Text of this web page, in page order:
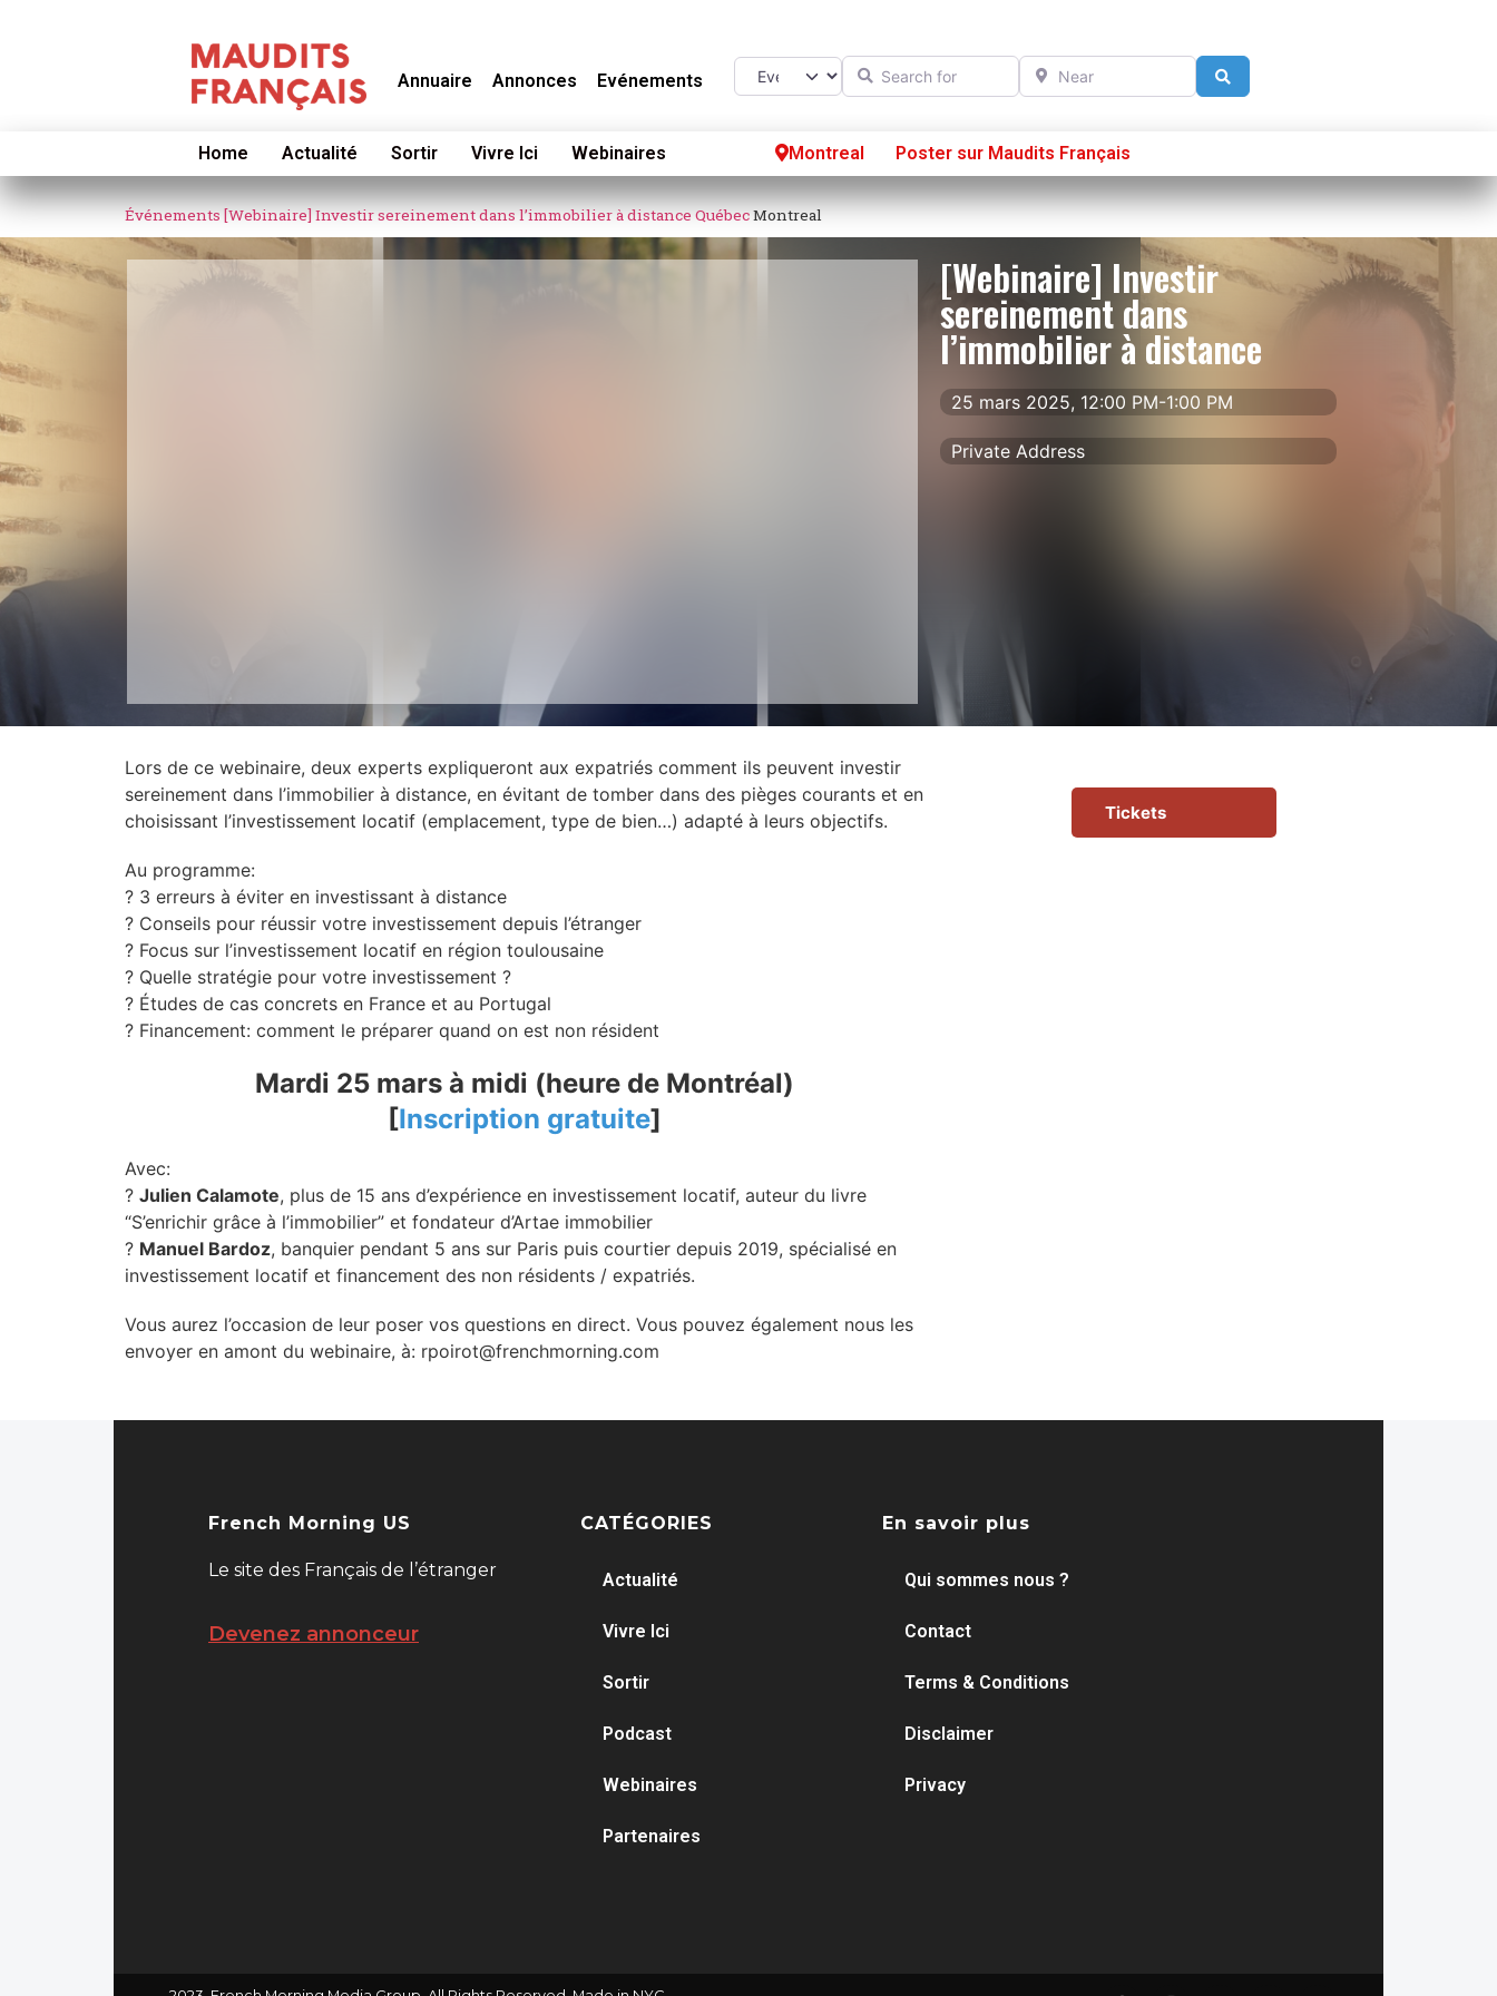
Annuaire Annonces Evénements
Select search typeSearch for Near
Home Actualité Sortir Vivre Ici Webinaires Montreal Poster sur Maudits Français
Poster sur French Morning
Événements [Webinaire] Investir sereinement dans l’immobilier à distance QuébecMontreal
[Webinaire] Investir
sereinement dans
l’immobilier à distance
25 mars 2025, 12:00 PM-1:00 PM
Private Address
Lors de ce webinaire, deux experts expliqueront aux expatriés comment ils peuvent investir
sereinement dans l’immobilier à distance, en évitant de tomber dans des pièges courants et en
choisissant l’investissement locatif (emplacement, type de bien…) adapté à leurs objectifs.
Au programme:
? 3 erreurs à éviter en investissant à distance
? Conseils pour réussir votre investissement depuis l’étranger
? Focus sur l’investissement locatif en région toulousaine
? Quelle stratégie pour votre investissement ?
? Études de cas concrets en France et au Portugal
? Financement: comment le préparer quand on est non résident
Mardi 25 mars à midi (heure de Montréal)
[Inscription gratuite]
Avec:
?️ Julien Calamote, plus de 15 ans d’expérience en investissement locatif, auteur du livre
“S’enrichir grâce à l’immobilier” et fondateur d’Artae immobilier
?️ Manuel Bardoz, banquier pendant 5 ans sur Paris puis courtier depuis 2019, spécialisé en
investissement locatif et financement des non résidents / expatriés.
Vous aurez l’occasion de leur poser vos questions en direct. Vous pouvez également nous les
envoyer en amont du webinaire, à: rpoirot@frenchmorning.com
Tickets
French Morning US
Le site des Français de l’étranger
Devenez annonceur
CATÉGORIES
Actualité
Vivre Ici
Sortir
Podcast
Webinaires
Partenaires
En savoir plus
Qui sommes nous ?
Contact
Terms & Conditions
Disclaimer
Privacy